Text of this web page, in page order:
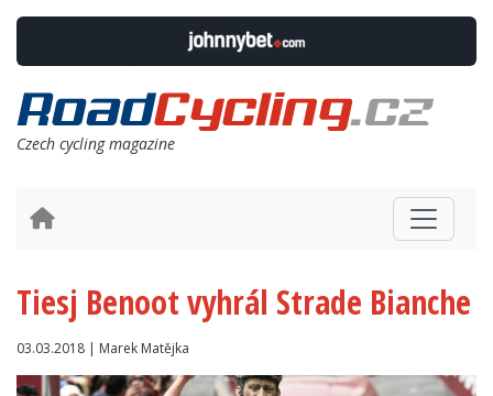
Czech cycling magazine
Tiesj Benoot vyhrál Strade Bianche
03.03.2018 | Marek Matějka